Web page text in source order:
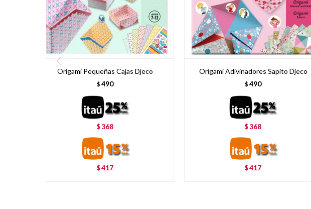
Origami Pequeñas Cajas Djeco
$ 490
$368
$417
Origami Adivinadores Sapito Djeco
$ 490
$368
$417